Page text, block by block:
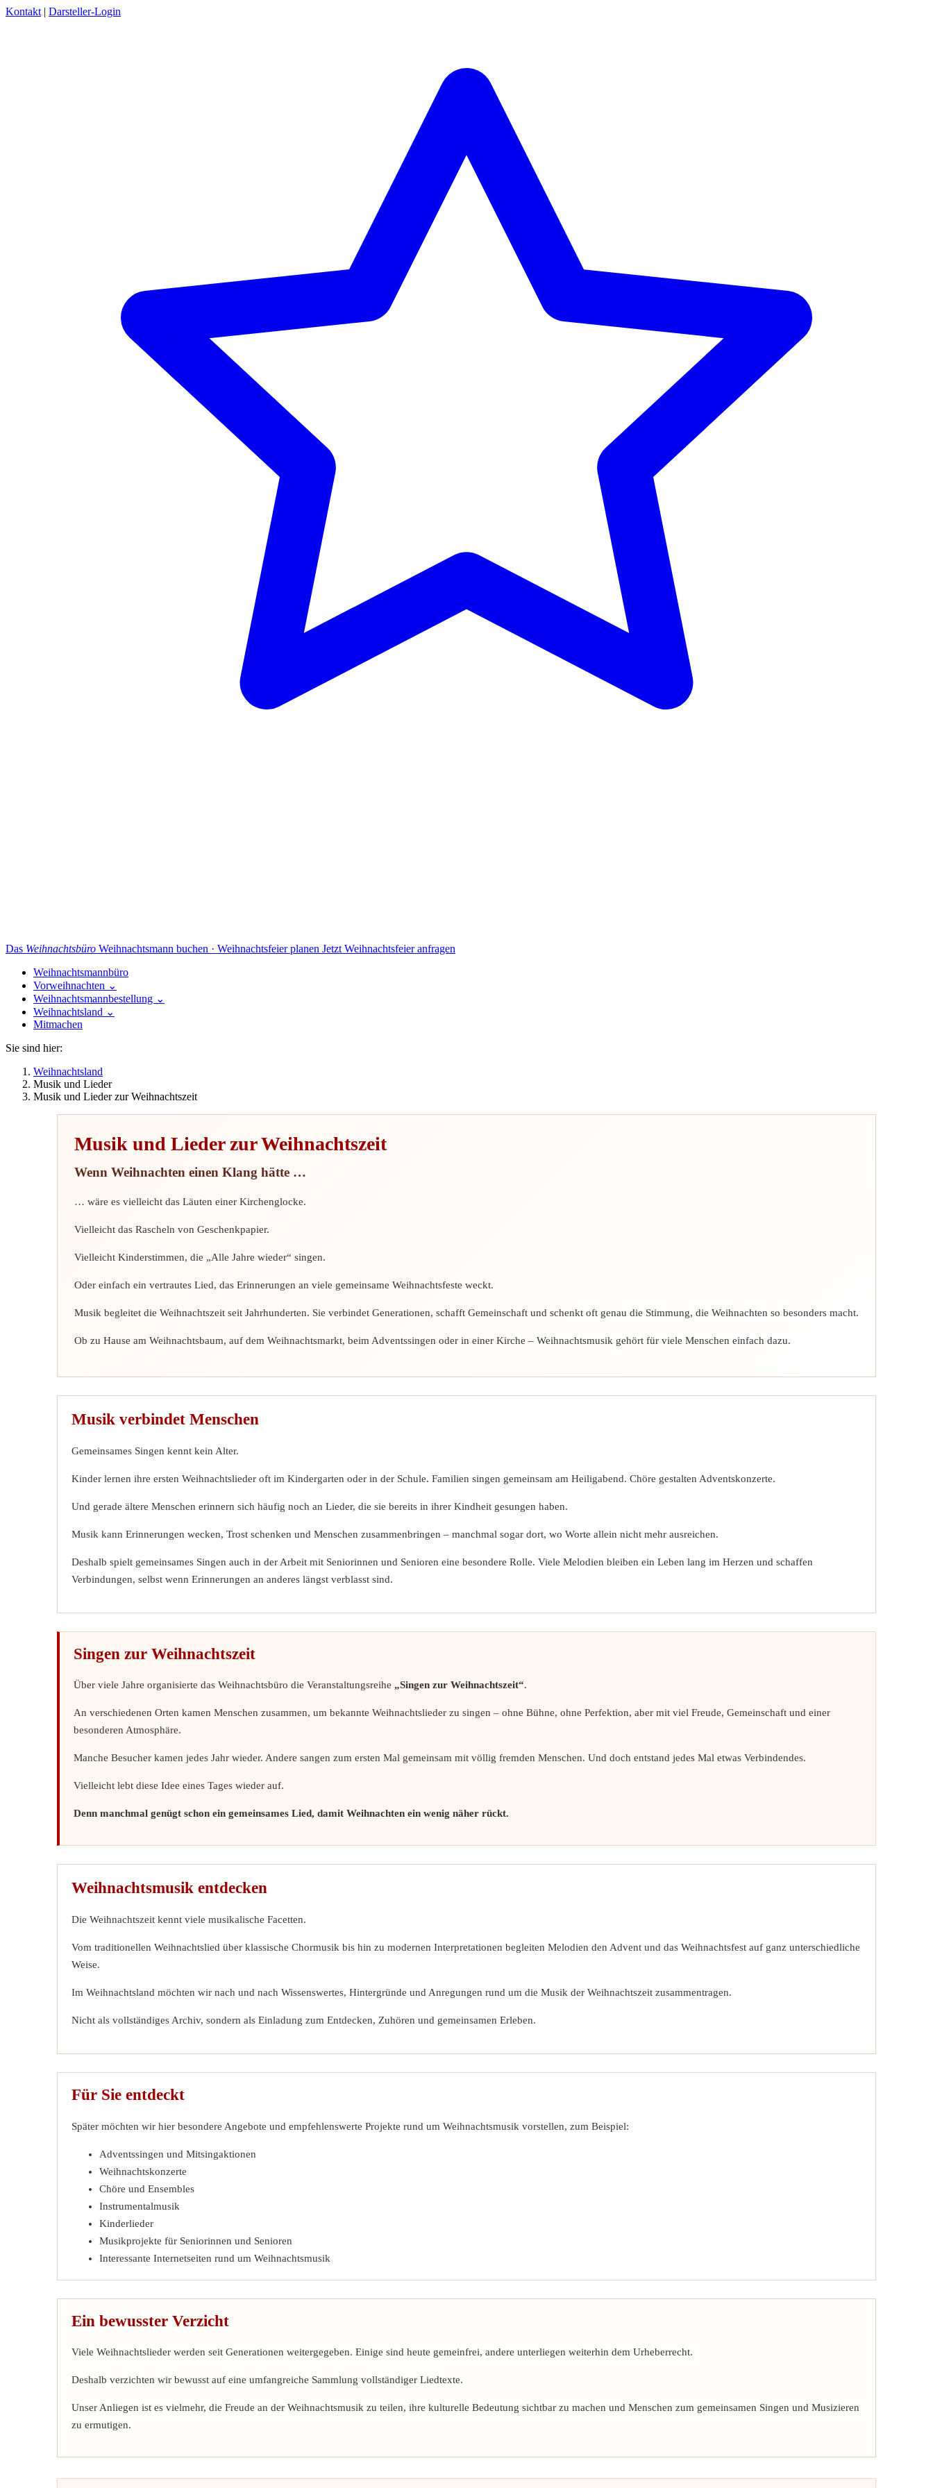
Kontakt | Darsteller-Login
Das Weihnachtsbüro Weihnachtsmann buchen · Weihnachtsfeier planen Jetzt Weihnachtsfeier anfragen
Weihnachtsmannbüro
Vorweihnachten ⌄
Weihnachtsmannbestellung ⌄
Weihnachtsland ⌄
Mitmachen
Sie sind hier:
Weihnachtsland
Musik und Lieder
Musik und Lieder zur Weihnachtszeit
Musik und Lieder zur Weihnachtszeit
Wenn Weihnachten einen Klang hätte …
… wäre es vielleicht das Läuten einer Kirchenglocke.
Vielleicht das Rascheln von Geschenkpapier.
Vielleicht Kinderstimmen, die „Alle Jahre wieder“ singen.
Oder einfach ein vertrautes Lied, das Erinnerungen an viele gemeinsame Weihnachtsfeste weckt.
Musik begleitet die Weihnachtszeit seit Jahrhunderten. Sie verbindet Generationen, schafft Gemeinschaft und schenkt oft genau die Stimmung, die Weihnachten so besonders macht.
Ob zu Hause am Weihnachtsbaum, auf dem Weihnachtsmarkt, beim Adventssingen oder in einer Kirche – Weihnachtsmusik gehört für viele Menschen einfach dazu.
Musik verbindet Menschen
Gemeinsames Singen kennt kein Alter.
Kinder lernen ihre ersten Weihnachtslieder oft im Kindergarten oder in der Schule. Familien singen gemeinsam am Heiligabend. Chöre gestalten Adventskonzerte.
Und gerade ältere Menschen erinnern sich häufig noch an Lieder, die sie bereits in ihrer Kindheit gesungen haben.
Musik kann Erinnerungen wecken, Trost schenken und Menschen zusammenbringen – manchmal sogar dort, wo Worte allein nicht mehr ausreichen.
Deshalb spielt gemeinsames Singen auch in der Arbeit mit Seniorinnen und Senioren eine besondere Rolle. Viele Melodien bleiben ein Leben lang im Herzen und schaffen
Verbindungen, selbst wenn Erinnerungen an anderes längst verblasst sind.
Singen zur Weihnachtszeit
Über viele Jahre organisierte das Weihnachtsbüro die Veranstaltungsreihe „Singen zur Weihnachtszeit“.
An verschiedenen Orten kamen Menschen zusammen, um bekannte Weihnachtslieder zu singen – ohne Bühne, ohne Perfektion, aber mit viel Freude, Gemeinschaft und einer
besonderen Atmosphäre.
Manche Besucher kamen jedes Jahr wieder. Andere sangen zum ersten Mal gemeinsam mit völlig fremden Menschen. Und doch entstand jedes Mal etwas Verbindendes.
Vielleicht lebt diese Idee eines Tages wieder auf.
Denn manchmal genügt schon ein gemeinsames Lied, damit Weihnachten ein wenig näher rückt.
Weihnachtsmusik entdecken
Die Weihnachtszeit kennt viele musikalische Facetten.
Vom traditionellen Weihnachtslied über klassische Chormusik bis hin zu modernen Interpretationen begleiten Melodien den Advent und das Weihnachtsfest auf ganz unterschiedliche
Weise.
Im Weihnachtsland möchten wir nach und nach Wissenswertes, Hintergründe und Anregungen rund um die Musik der Weihnachtszeit zusammentragen.
Nicht als vollständiges Archiv, sondern als Einladung zum Entdecken, Zuhören und gemeinsamen Erleben.
Für Sie entdeckt
Später möchten wir hier besondere Angebote und empfehlenswerte Projekte rund um Weihnachtsmusik vorstellen, zum Beispiel:
Adventssingen und Mitsingaktionen
Weihnachtskonzerte
Chöre und Ensembles
Instrumentalmusik
Kinderlieder
Musikprojekte für Seniorinnen und Senioren
Interessante Internetseiten rund um Weihnachtsmusik
Ein bewusster Verzicht
Viele Weihnachtslieder werden seit Generationen weitergegeben. Einige sind heute gemeinfrei, andere unterliegen weiterhin dem Urheberrecht.
Deshalb verzichten wir bewusst auf eine umfangreiche Sammlung vollständiger Liedtexte.
Unser Anliegen ist es vielmehr, die Freude an der Weihnachtsmusik zu teilen, ihre kulturelle Bedeutung sichtbar zu machen und Menschen zum gemeinsamen Singen und Musizieren
zu ermutigen.